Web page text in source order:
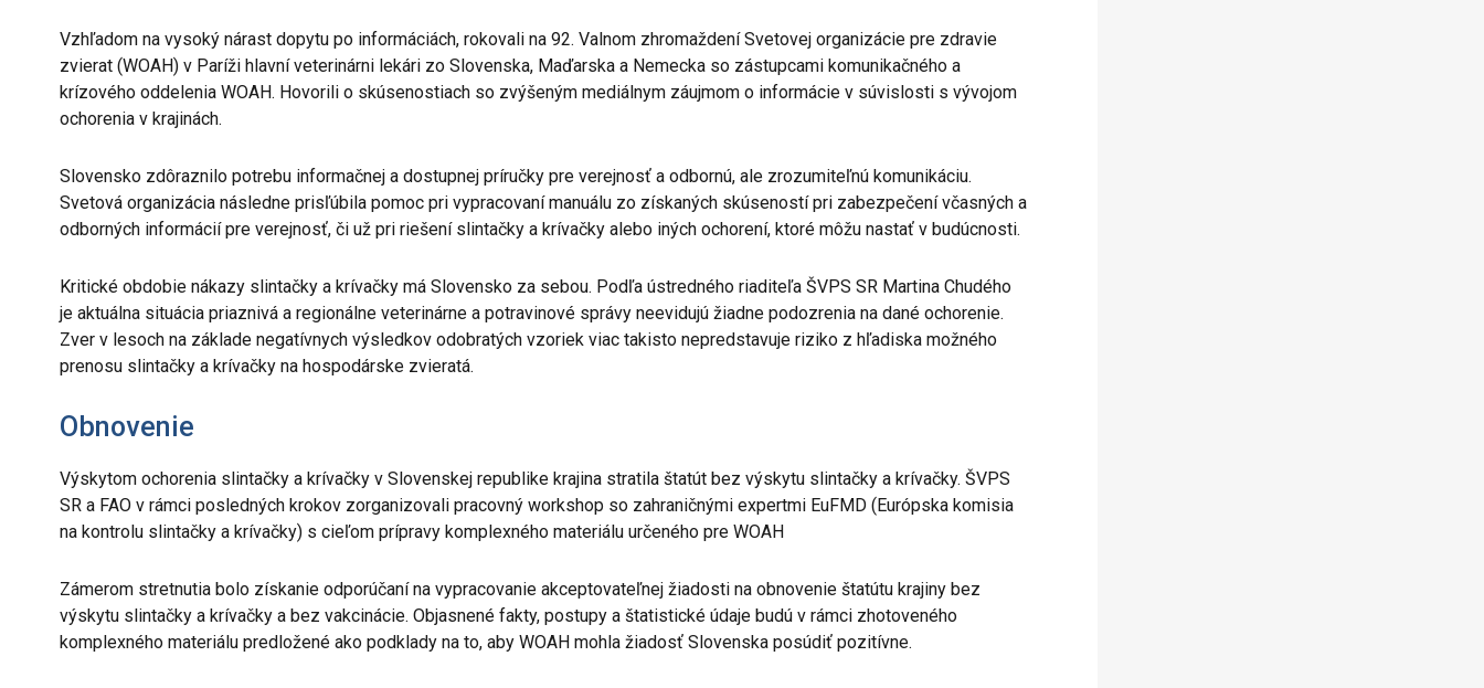
Vzhľadom na vysoký nárast dopytu po informáciách, rokovali na 92. Valnom zhromaždení Svetovej organizácie pre zdravie
zvierat (WOAH) v Paríži hlavní veterinárni lekári zo Slovenska, Maďarska a Nemecka so zástupcami komunikačného a
krízového oddelenia WOAH. Hovorili o skúsenostiach so zvýšeným mediálnym záujmom o informácie v súvislosti s vývojom
ochorenia v krajinách.
Slovensko zdôraznilo potrebu informačnej a dostupnej príručky pre verejnosť a odbornú, ale zrozumiteľnú komunikáciu.
Svetová organizácia následne prisľúbila pomoc pri vypracovaní manuálu zo získaných skúseností pri zabezpečení včasných a
odborných informácií pre verejnosť, či už pri riešení slintačky a krívačky alebo iných ochorení, ktoré môžu nastať v budúcnosti.
Kritické obdobie nákazy slintačky a krívačky má Slovensko za sebou. Podľa ústredného riaditeľa ŠVPS SR Martina Chudého
je aktuálna situácia priaznivá a regionálne veterinárne a potravinové správy neevidujú žiadne podozrenia na dané ochorenie.
Zver v lesoch na základe negatívnych výsledkov odobratých vzoriek viac takisto nepredstavuje riziko z hľadiska možného
prenosu slintačky a krívačky na hospodárske zvieratá.
Obnovenie
Výskytom ochorenia slintačky a krívačky v Slovenskej republike krajina stratila štatút bez výskytu slintačky a krívačky. ŠVPS
SR a FAO v rámci posledných krokov zorganizovali pracovný workshop so zahraničnými expertmi EuFMD (Európska komisia
na kontrolu slintačky a krívačky) s cieľom prípravy komplexného materiálu určeného pre WOAH
Zámerom stretnutia bolo získanie odporúčaní na vypracovanie akceptovateľnej žiadosti na obnovenie štatútu krajiny bez
výskytu slintačky a krívačky a bez vakcinácie. Objasnené fakty, postupy a štatistické údaje budú v rámci zhotoveného
komplexného materiálu predložené ako podklady na to, aby WOAH mohla žiadosť Slovenska posúdiť pozitívne.